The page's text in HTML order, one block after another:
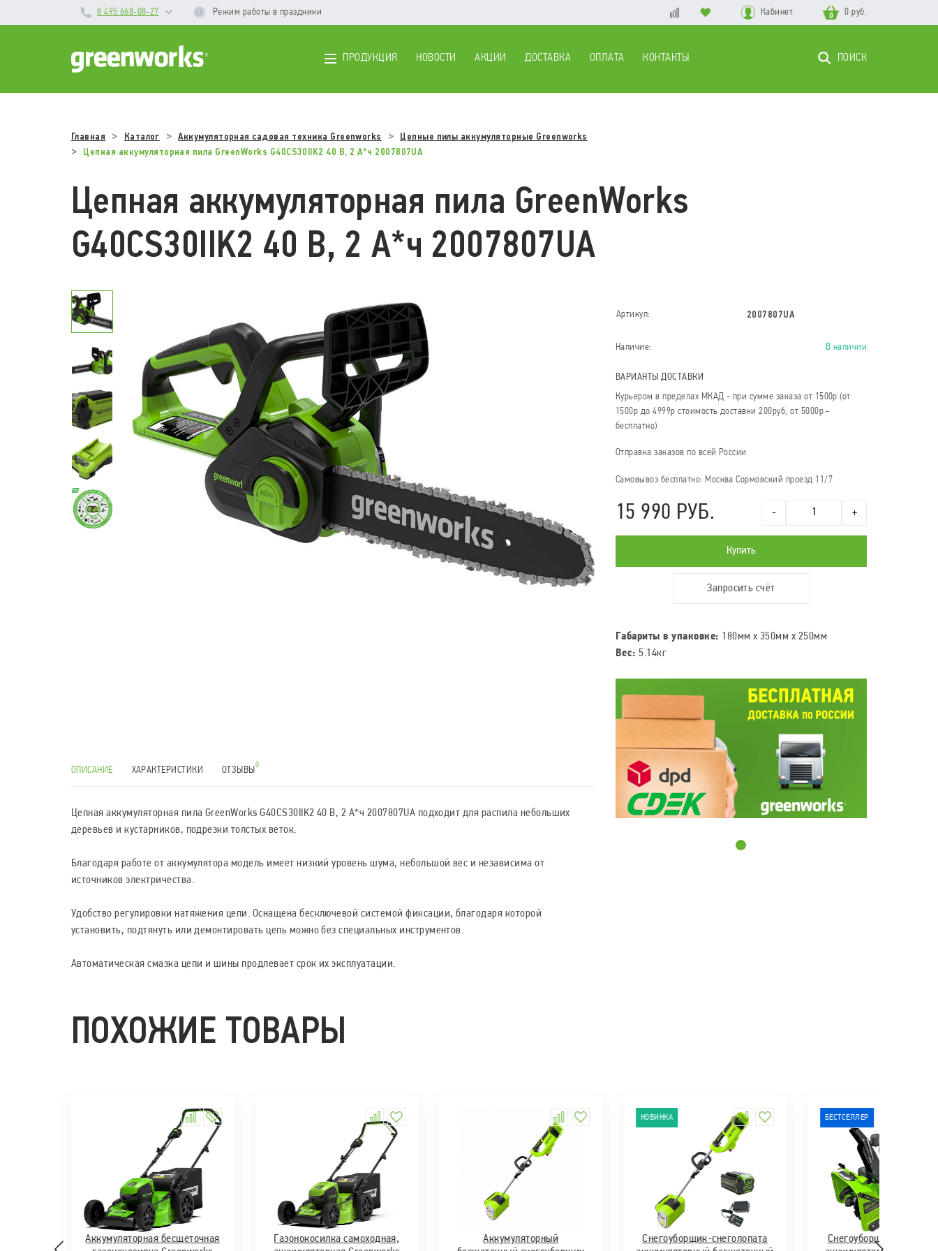
8 495 668-08-27 Режим работы в праздники Кабинет 0 0 руб.
ПРОДУКЦИЯ НОВОСТИ АКЦИИ ДОСТАВКА ОПЛАТА КОНТАКТЫ ПОИСК
Главная Каталог Аккумуляторная садовая техника Greenworks
Цепные пилы аккумуляторные Greenworks
Цепная аккумуляторная пила GreenWorks G40CS30IIK2 40 В, 2 А*ч 2007807UA
Цепная аккумуляторная пила GreenWorks
G40CS30IIK2 40 В, 2 А*ч 2007807UA
ОПИСАНИЕ ХАРАКТЕРИСТИКИ ОТЗЫВЫ 0
Цепная аккумуляторная пила GreenWorks G40CS30IIK2 40 В, 2 А*ч 2007807UA подходит для распила небольших
деревьев и кустарников, подрезки толстых веток.
Благодаря работе от аккумулятора модель имеет низкий уровень шума, небольшой вес и независима от
источников электричества.
Удобство регулировки натяжения цепи. Оснащена бесключевой системой фиксации, благодаря которой
установить, подтянуть или демонтировать цепь можно без специальных инструментов.
Автоматическая смазка цепи и шины продлевает срок их эксплуатации.
Артикул: 2007807UA
Наличие: В наличии
ВАРИАНТЫ ДОСТАВКИ
Курьером в пределах МКАД - при сумме заказа от 1500р (от
1500р до 4999р стоимость доставки 200руб, от 5000р -
бесплатно)
Отправка заказов по всей России
Самовывоз бесплатно: Москва Сормовский проезд 11/7
15 990 РУБ. - +
Купить
Запросить счёт
Габариты в упаковке: 180мм x 350мм x 250мм
Вес: 5.14кг
ПОХОЖИЕ ТОВАРЫ
Аккумуляторная бесщеточная
Газонокосилка самоходная,
Аккумуляторный
НОВИНКА
Снегоуборщик-снеголопата
БЕСТСЕЛЛЕР
Снегоуборщик